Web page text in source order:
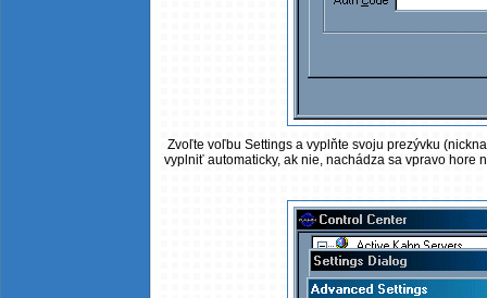
Zvoľte voľbu Settings a vyplňte svoju prezývku
vyplniť automaticky, ak nie, nachádza sa vpravo hore